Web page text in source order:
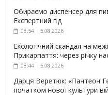
Обираємо диспенсер для
Експертний гід
08:54 | 5.08.2026
Екологічний скандал на
Прикарпаття: через річку
08:44 | 5.08.2026
Дарця Веретюк: «Пантеон
початком нової культури